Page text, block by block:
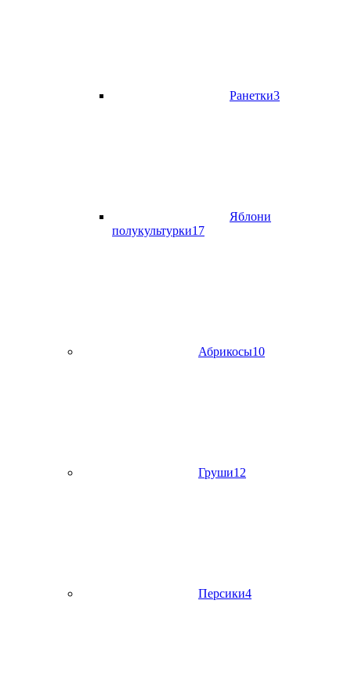
Ранетки3
Яблони
полукультурки17
Абрикосы10
Груши12
Персики4